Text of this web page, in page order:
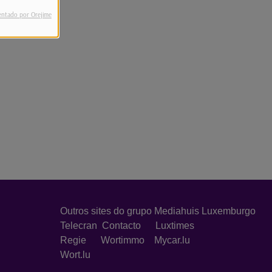
por Orejime
Outros sites do grupo Mediahuis Luxemburgo
Telecran Contacto
Luxtimes
Regie Wortimmo
Mycar.lu
Wort.lu